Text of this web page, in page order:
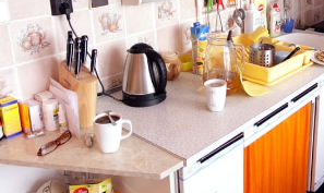
Témata
Bydlení
Zahrada
Design